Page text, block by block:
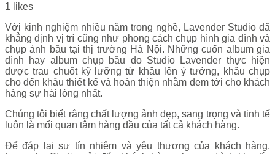
1 likes
Với kinh nghiệm nhiều năm trong nghề, Lavender Studio đã
khẳng định vị trí cũng như phong cách chụp hình gia đình và
chụp ảnh bầu tại thị trường Hà Nội. Những cuốn album gia
đình hay album chụp bầu do Studio Lavender thực hiện
được trau chuốt kỹ lưỡng từ khâu lên ý tưởng, khâu chụp
cho đến khâu thiết kế và hoàn thiện nhằm đem tới cho khách
hàng sự hài lòng nhất.
Chúng tôi biết rằng chất lượng ảnh đẹp, sang trọng và tinh tế
luôn là mối quan tâm hàng đầu của tất cả khách hàng.
Để đáp lại sự tín nhiệm và yêu thương của khách hàng,